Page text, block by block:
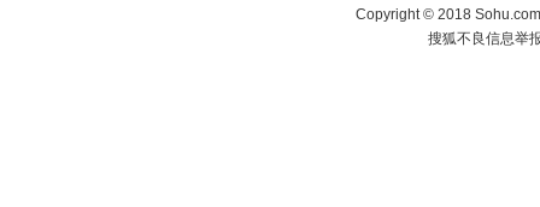
Copyright ©2018
搜狐不良信息举